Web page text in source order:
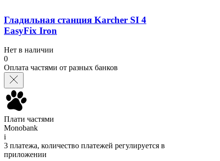
Гладильная станция Karcher SI 4
EasyFix Iron
Нет в наличии
0
Оплата частями от разных банков
Плати частями
Monobank
i
3 платежа, количество платежей регулируется в
приложении